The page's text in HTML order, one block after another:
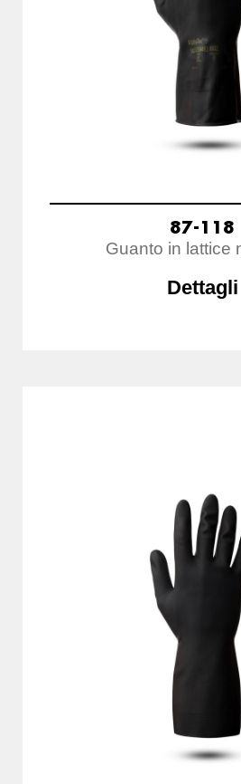
87-118
Guanto in lattice
Dettagli